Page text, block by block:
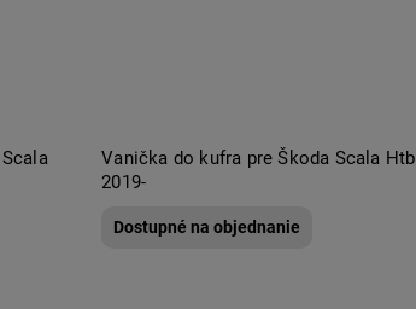
Vanička do kufra pre Škoda Scala Htb
2019-
Dostupné na objednanie